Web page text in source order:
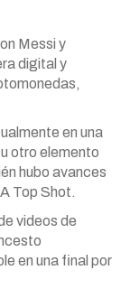
Messi y
digital y
en una
otro elemento
hubo avances
Top Shot.
videos de
en una final por